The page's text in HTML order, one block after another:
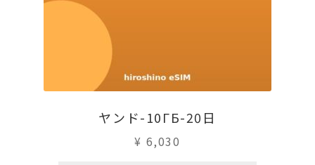
ヤンド-10ГБ-20日
¥ 6,030